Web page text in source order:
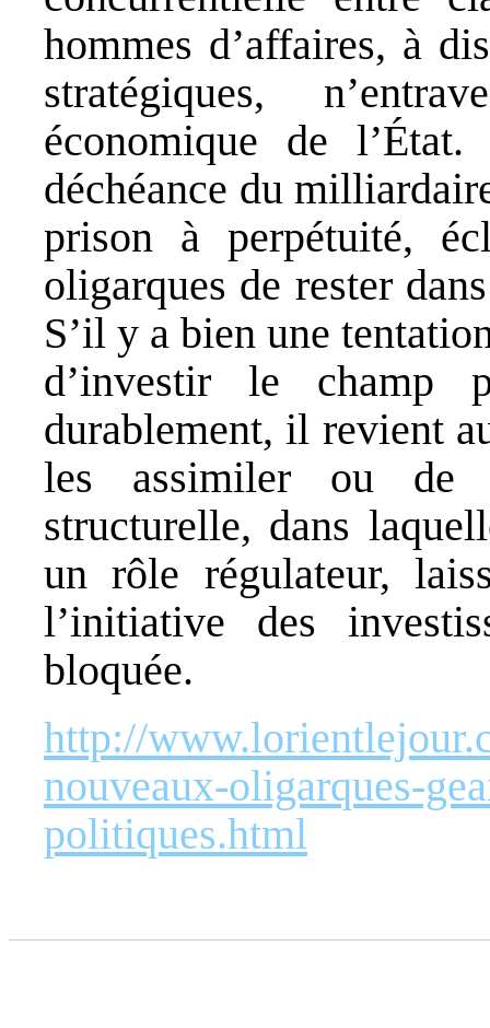
hommes d’affaires, à
stratégiques,
économique de
déchéance du
prison à perpétuité,
oligarques de rester
S’il y a bien une
d’investir le champ
durablement, il revient
les assimiler ou de
structurelle, dans
un rôle régulateur,
l’initiative des
bloquée.
http://
nouveaux-oligarques-
politiques.html